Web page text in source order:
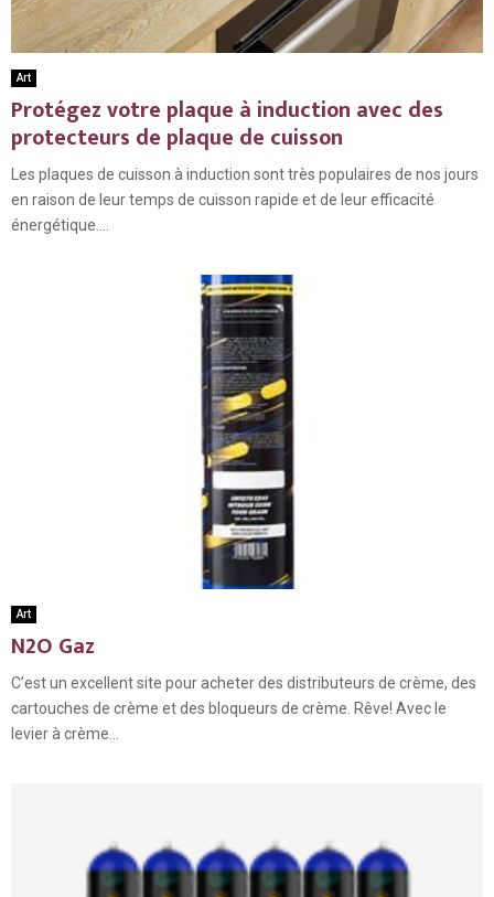
Art
Protégez votre plaque à induction avec des
protecteurs de plaque de cuisson
Les plaques de cuisson à induction sont très populaires de nos jours
en raison de leur temps de cuisson rapide et de leur efficacité
énergétique....
Art
N2O Gaz
C’est un excellent site pour acheter des distributeurs de crème, des
cartouches de crème et des bloqueurs de crème. Rêve! Avec le
levier à crème...